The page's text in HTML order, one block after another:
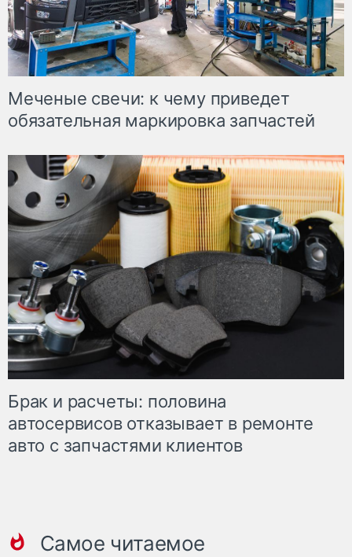
Меченые свечи: к чему приведет
обязательная маркировка запчастей
Брак и расчеты: половина
автосервисов отказывает в ремонте
авто с запчастями клиентов
Самое читаемое